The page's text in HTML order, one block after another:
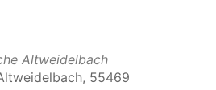
Altweidelbach
55469